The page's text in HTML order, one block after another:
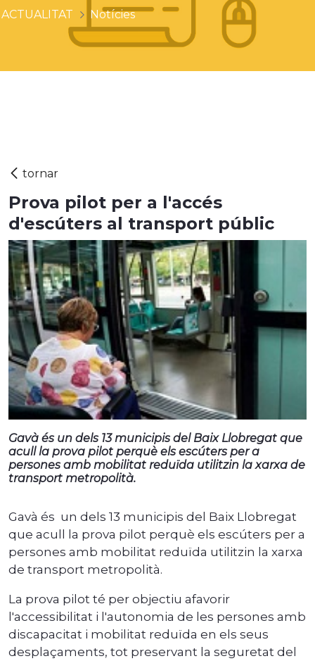
ACTUALITAT Notícies
Prova pilot per a l'accés
d'escúters al transport públic
Gavà és un dels 13 municipis del Baix Llobregat que
acull la prova pilot perquè els escúters per a
persones amb mobilitat reduïda utilitzin la xarxa de
transport metropolità.
Gavà és un dels 13 municipis del Baix Llobregat
que acull la prova pilot perquè els escúters per a
persones amb mobilitat reduïda utilitzin la xarxa
de transport metropolità.
La prova pilot té per objectiu afavorir
l'accessibilitat i l'autonomia de les persones amb
discapacitat i mobilitat reduïda en els seus
desplaçaments, tot preservant la seguretat del